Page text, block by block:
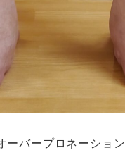
ーバープロネーション